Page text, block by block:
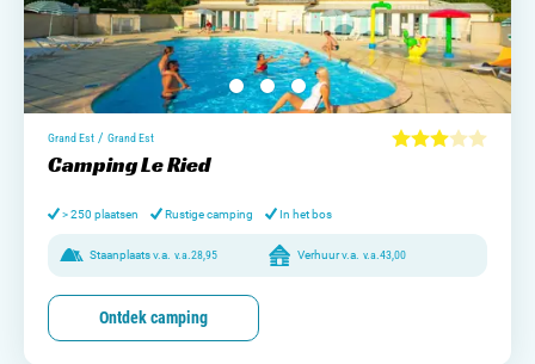
Grand Est / Grand Est
Camping Le Ried
> 250 plaatsen Rustige camping In het bos
Staanplaats v.a. v.a.28,95 Verhuur v.a. v.a.43,00
Ontdek camping